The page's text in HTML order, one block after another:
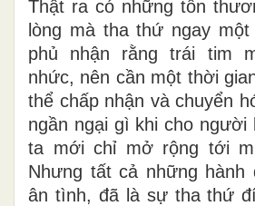
Thật ra có những tổn
lòng mà tha thứ ngay một
phủ nhận rằng trái tim
nhức, nên cần một thời
thể chấp nhận và chuyển
ngần ngại gì khi cho người
ta mới chỉ mở rộng tới
Nhưng tất cả những hành
ân tình, đã là sự tha thứ